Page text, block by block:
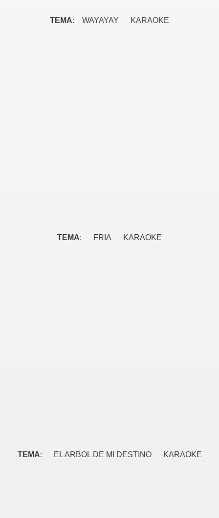
TEMA: WAYAYAY KARAOKE
TEMA: FRIA KARAOKE
TEMA: EL ARBOL DE MI DESTINO KARAOKE